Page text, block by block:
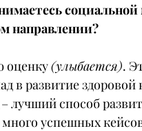
направлении?
оценку (улыбается).
в развитие
– лучший способ
успешных